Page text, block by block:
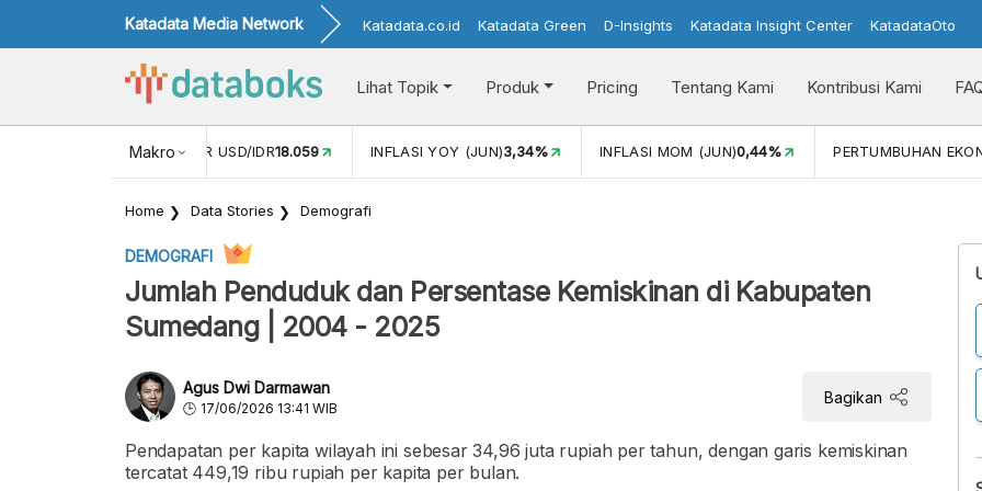
Katadata Media Network Katadata.co.id Katadata Green D-Insights Katadata Insight Center KatadataOto
Lihat Topik Produk Pricing Tentang Kami Kontribusi Kami
Makro
NILAI TUKAR USD/IDR18.059 INFLASI YOY (JUN)3,34% INFLASI MOM (JUN)0,44% PERTUMBUHAN
Home Data Stories Demografi
DEMOGRAFI
Jumlah Penduduk dan Persentase Kemiskinan di Kabupaten
Sumedang | 2004 - 2025
Agus Dwi Darmawan
17/06/2026 13:41 WIB
Bagikan
Pendapatan per kapita wilayah ini sebesar 34,96 juta rupiah per tahun, dengan garis kemiskinan
tercatat 449,19 ribu rupiah per kapita per bulan.